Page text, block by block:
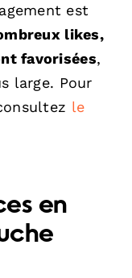
est
likes,
favorisées,
large. Pour
le
en